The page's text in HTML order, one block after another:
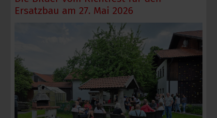
Ersatzbau am 27. Mai 2026